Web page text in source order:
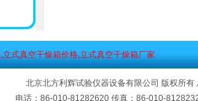
立式真空干燥箱价格,立式真空干燥箱厂家
北京北方利辉试验仪器设备有限公司 版权所有
电话：86-010-81282620 传真：86-010-